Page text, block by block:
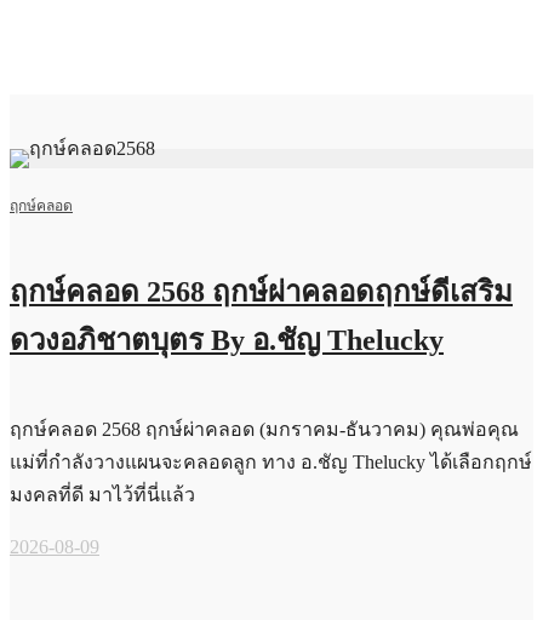
ฤกษ์คลอด
ฤกษ์คลอด 2568 ฤกษ์ผ่าคลอดฤกษ์ดีเสริม
ดวงอภิชาตบุตร By อ.ชัญ Thelucky
ฤกษ์คลอด 2568 ฤกษ์ผ่าคลอด (มกราคม-ธันวาคม) คุณพ่อคุณ
แม่ที่กำลังวางแผนจะคลอดลูก ทาง อ.ชัญ Thelucky ได้เลือกฤกษ์
มงคลที่ดี มาไว้ที่นี่แล้ว
2026-08-09